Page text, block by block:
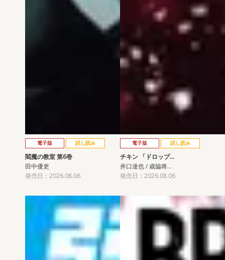
電子版 試し読み
閻魔の教室 第6巻
田中優吏
発売日：2026.08.06
電子版 試し読み
チキン 「ドロップ…
井口達也 / 歳脇将…
発売日：2026.08.06